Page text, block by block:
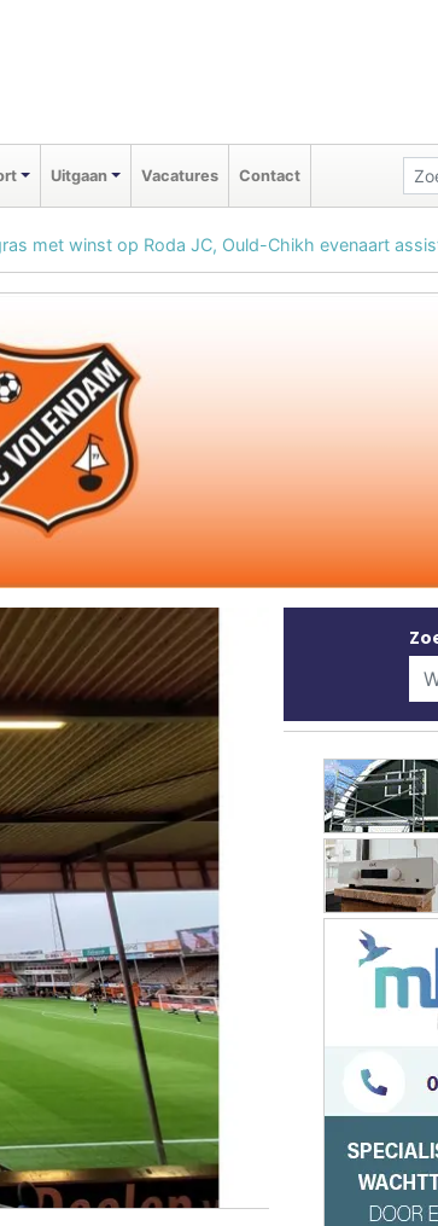
Uitgaan Vacatures Contact
met winst op Roda JC, Ould-Chikh evenaart